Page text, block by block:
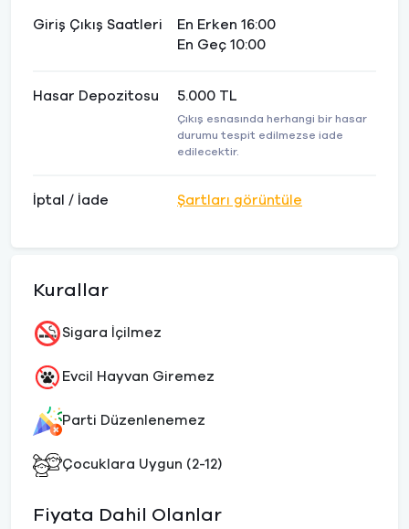
Giriş Çıkış Saatleri
En Erken 16:00
En Geç 10:00
Hasar Depozitosu 5.000 TL
Çıkış esnasında herhangi bir hasar
durumu tespit edilmezse iade
edilecektir.
İptal / İade Şartları görüntüle
Kurallar
Sigara İçilmez
Evcil Hayvan Giremez
Parti Düzenlenemez
Çocuklara Uygun (2-12)
Fiyata Dahil Olanlar